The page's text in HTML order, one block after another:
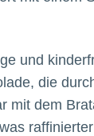
und
die
mit dem